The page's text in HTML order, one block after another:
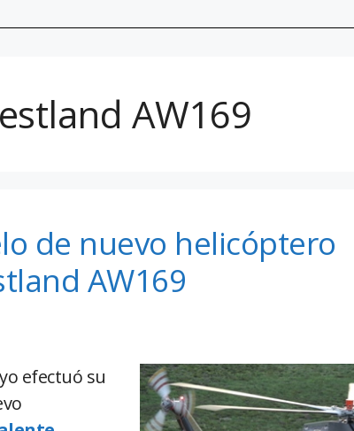
AW169
de nuevo helicóptero
AW169
efectuó su